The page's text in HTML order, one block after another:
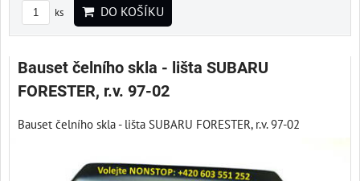
ks DO KOŠÍKU
Bauset čelního skla - lišta SUBARU
FORESTER, r.v. 97-02
Bauset čelního skla - lišta SUBARU FORESTER, r.v. 97-02